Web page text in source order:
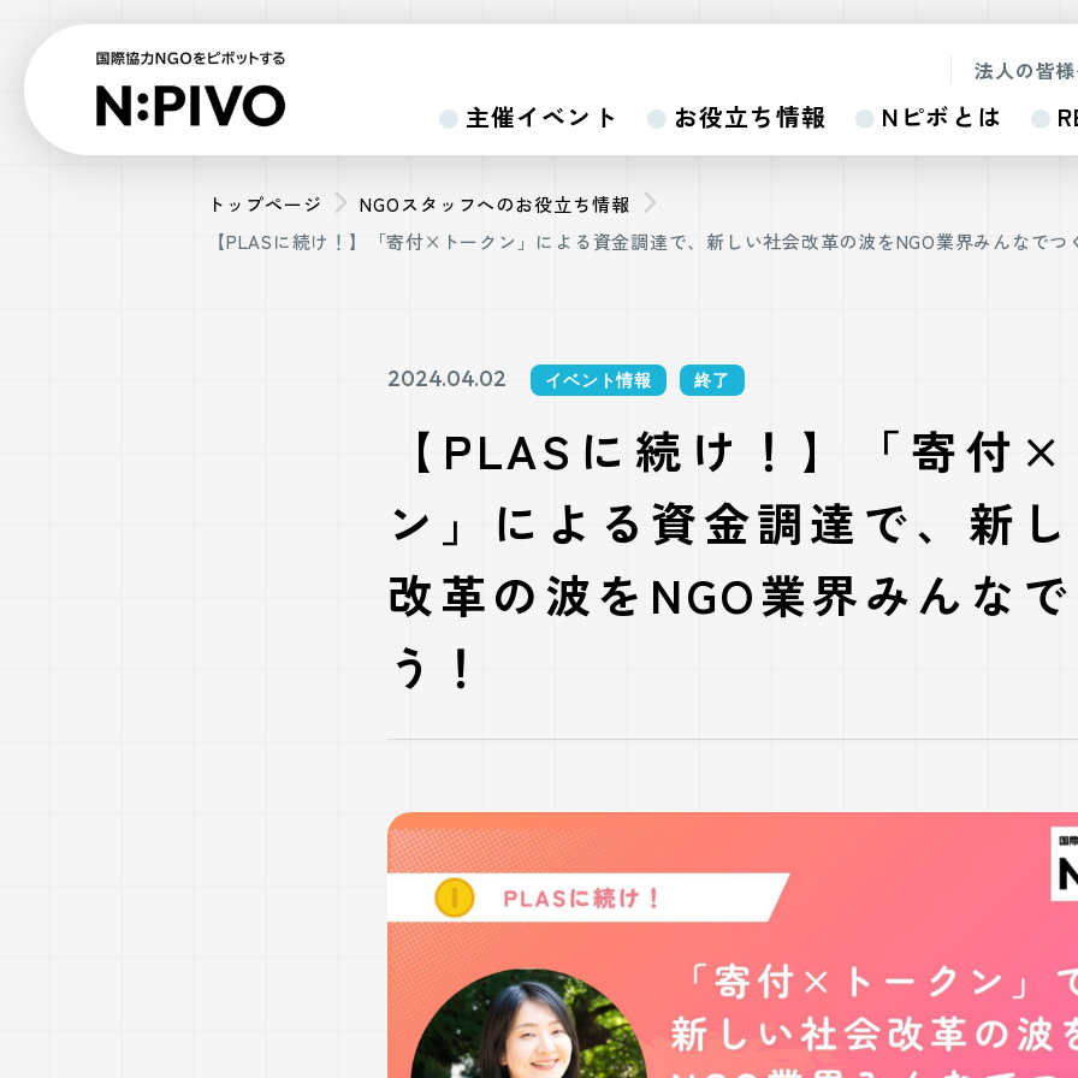
法人の皆
主催イベント お役立ち情報 Nピボとは
トップページ
NGOスタッフへのお役立ち情報
【PLASに続け！】「寄付×トークン」による資金調達で、新しい社会改革の波をNGO業界みんなでつ
2024.04.02 イベント情報 終了
【PLASに続け！】「寄付
ン」による資金調達で、新
改革の波をNGO業界みんな
う！